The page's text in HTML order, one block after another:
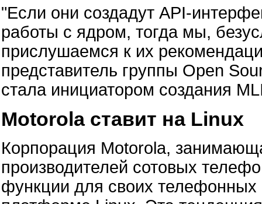
"Если они создадут API-
работы с ядром, тогда мы,
прислушаемся к их
представитель группы Open
стала инициатором создания
Motorola ставит на Linux
Корпорация Motorola,
производителей сотовых
функции для своих телефонных